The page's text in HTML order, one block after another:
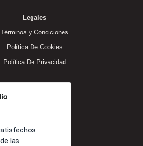
Legales
Términos y Condiciones
Política De Cookies
Política De Privacidad